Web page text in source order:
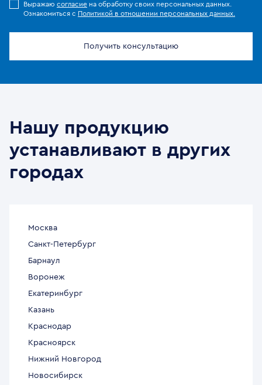
Выражаю согласие на обработку своих персональных данных.
Ознакомиться с Политикой в отношении персональных данных.
Получить консультацию
Нашу продукцию
устанавливают в других
городах
Москва
Санкт-Петербург
Барнаул
Воронеж
Екатеринбург
Казань
Краснодар
Красноярск
Нижний Новгород
Новосибирск